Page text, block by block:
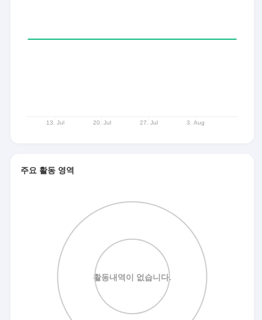
주요 활동 영역